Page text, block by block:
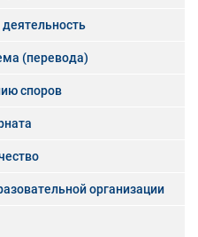
(перевода)
споров
организации